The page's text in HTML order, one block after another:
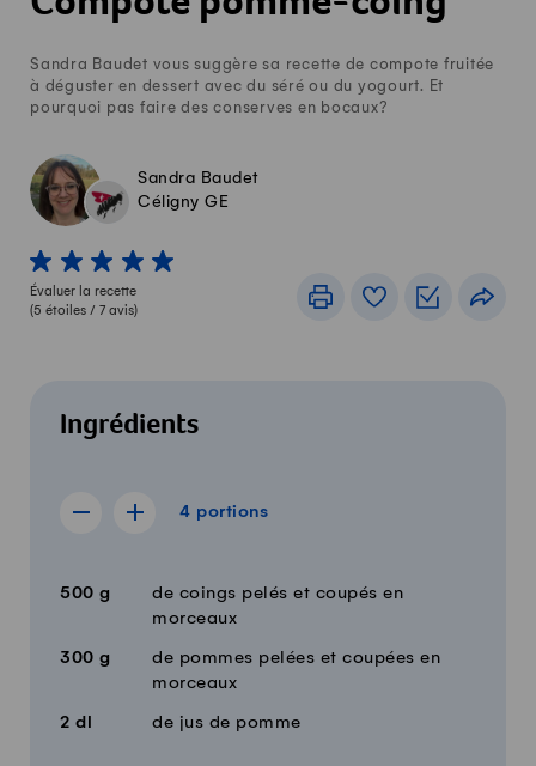
Sandra Baudet vous suggère sa recette de compote fruitée
à déguster en dessert avec du séré ou du yogourt. Et
pourquoi pas faire des conserves en bocaux?
Sandra Baudet
Céligny GE
1 von 5 étoiles
2 von 5 étoiles
3 von 5 étoiles
4 von 5 étoiles
5 von 5 étoiles
Évaluer la recette
(5 étoiles / 7 avis)
ImprimerLivre de recettes
Listes de
Ingrédients
4 portions
Afficher la recette de 3 portions
Afficher la recette de 5 portions
4 portions
Quantité Ingrédients
500 g
de coings pelés et coupés en
morceaux
300 g
de pommes pelées et coupées en
morceaux
2 dl de jus de pomme